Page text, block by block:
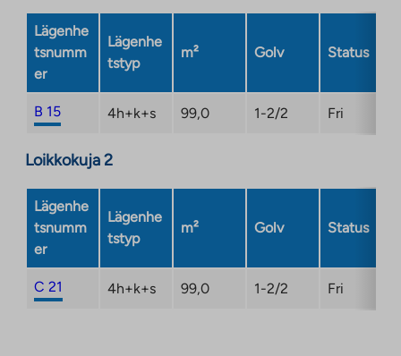
opens
a
tab
Lägenhe
tsnumm
er
Lägenhe
tstyp
m² Golv Status
B 15 4h+k+s 99,0 1-2/2 Fri
Loikkokuja 2
Lägenhe
tsnumm
er
Lägenhe
tstyp
m² Golv Status
C 21 4h+k+s 99,0 1-2/2 Fri